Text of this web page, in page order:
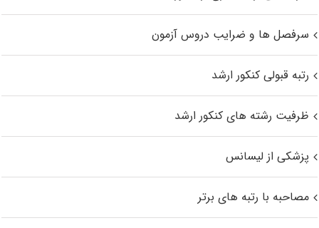
سرفصل ها و ضرایب دروس آزمون
رتبه قبولی کنکور ارشد
ظرفیت رشته های کنکور ارشد
پزشکی از لیسانس
مصاحبه با رتبه های برتر